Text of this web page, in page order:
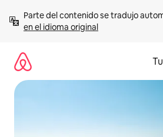
contenido
Parte del contenido se tradujo
en el idioma original